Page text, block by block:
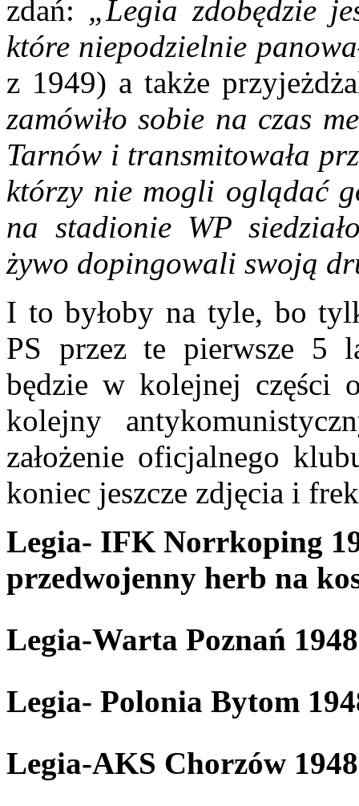
zdań: „Legia zdobędzie
które niepodzielnie
z 1949) a także
zamówiło sobie na czas
Tarnów i transmitowała
którzy nie mogli oglądać
na stadionie WP
żywo dopingowali swoją
I to byłoby na tyle, bo
PS przez te pierwsze 5
będzie w kolejnej części
kolejny
założenie oficjalnego
koniec jeszcze zdjęcia i
Legia- IFK Norrkoping
przedwojenny herb na
Legia-Warta Poznań
Legia- Polonia Bytom
Legia-AKS Chorzów 1948